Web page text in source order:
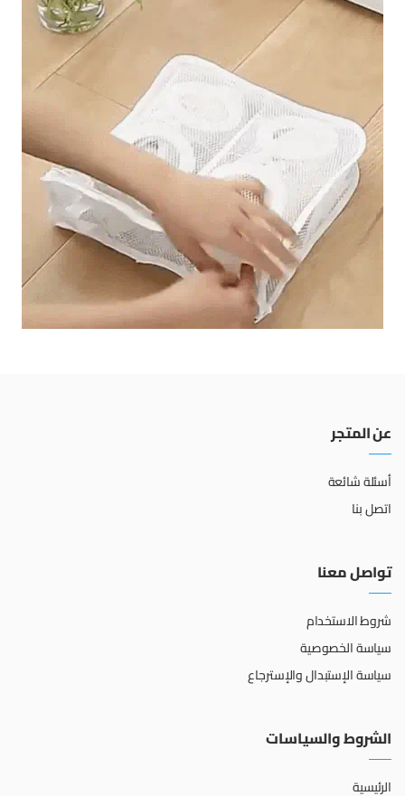
عن المتجر
أسئلة شائعة
اتصل بنا
تواصل معنا
شروط الاستخدام
سياسة الخصوصية
سياسة الإستبدال والإسترجاع
الشروط والسياسات
الرئيسية